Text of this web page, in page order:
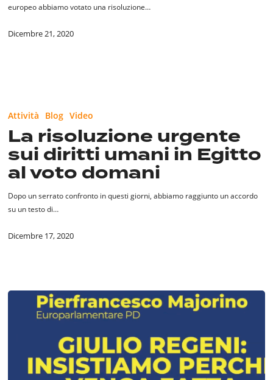
umani
Egitto
europeo abbiamo votato una risoluzione…
Dicembre 21, 2020
Attività Blog Video
La risoluzione urgente
sui diritti umani in Egitto
al voto domani
Dopo un serrato confronto in questi giorni, abbiamo raggiunto un accordo
su un testo di…
Dicembre 17, 2020